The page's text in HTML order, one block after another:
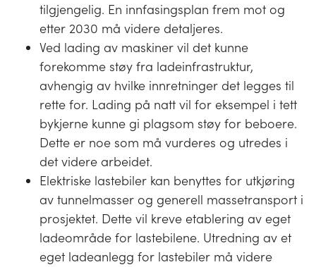
tilgjengelig. En innfasingsplan frem mot og
etter 2030 må videre detaljeres.
Ved lading av maskiner vil det kunne
forekomme støy fra ladeinfrastruktur,
avhengig av hvilke innretninger det legges til
rette for. Lading på natt vil for eksempel i tett
bykjerne kunne gi plagsom støy for beboere.
Dette er noe som må vurderes og utredes i
det videre arbeidet.
Elektriske lastebiler kan benyttes for utkjøring
av tunnelmasser og generell massetransport i
prosjektet. Dette vil kreve etablering av eget
ladeområde for lastebilene. Utredning av et
eget ladeanlegg for lastebiler må videre